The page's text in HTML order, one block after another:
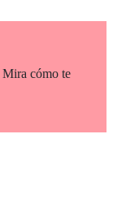
Mira cómo te